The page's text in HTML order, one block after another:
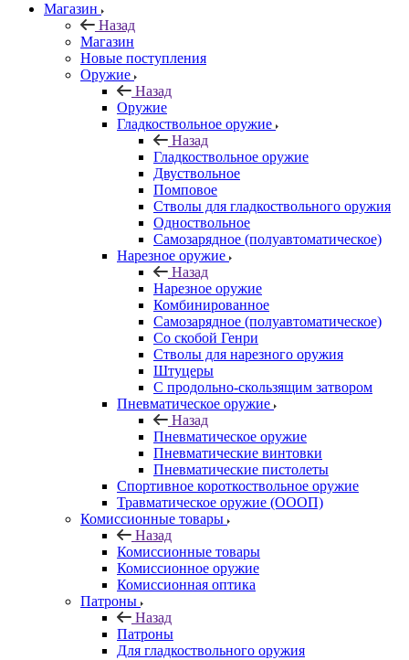
Магазин
Назад
Магазин
Новые поступления
Оружие
Назад
Оружие
Гладкоствольное оружие
Назад
Гладкоствольное оружие
Двуствольное
Помповое
Стволы для гладкоствольного оружия
Одноствольное
Самозарядное (полуавтоматическое)
Нарезное оружие
Назад
Нарезное оружие
Комбинированное
Самозарядное (полуавтоматическое)
Со скобой Генри
Стволы для нарезного оружия
Штуцеры
С продольно-скользящим затвором
Пневматическое оружие
Назад
Пневматическое оружие
Пневматические винтовки
Пневматические пистолеты
Спортивное короткоствольное оружие
Травматическое оружие (ОООП)
Комиссионные товары
Назад
Комиссионные товары
Комиссионное оружие
Комиссионная оптика
Патроны
Назад
Патроны
Для гладкоствольного оружия